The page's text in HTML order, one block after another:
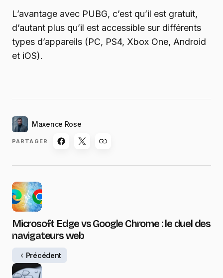
L’avantage avec PUBG, c’est qu’il est gratuit,
d’autant plus qu’il est accessible sur différents
types d’appareils (PC, PS4, Xbox One, Android
et iOS).
Maxence Rose
PARTAGER
Microsoft Edge vs Google Chrome : le duel des
navigateurs web
Précédent